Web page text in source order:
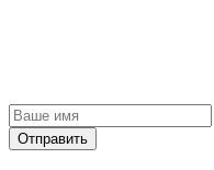
Отправить